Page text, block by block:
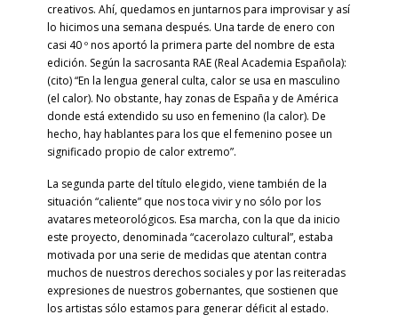
creativos. Ahí, quedamos en juntarnos para improvisar y así
lo hicimos una semana después. Una tarde de enero con
casi 40 º nos aportó la primera parte del nombre de esta
edición. Según la sacrosanta RAE (Real Academia Española):
(cito) “En la lengua general culta, calor se usa en masculino
(el calor). No obstante, hay zonas de España y de América
donde está extendido su uso en femenino (la calor). De
hecho, hay hablantes para los que el femenino posee un
significado propio de calor extremo”.
La segunda parte del título elegido, viene también de la
situación “caliente” que nos toca vivir y no sólo por los
avatares meteorológicos. Esa marcha, con la que da inicio
este proyecto, denominada “cacerolazo cultural”, estaba
motivada por una serie de medidas que atentan contra
muchos de nuestros derechos sociales y por las reiteradas
expresiones de nuestros gobernantes, que sostienen que
los artistas sólo estamos para generar déficit al estado.